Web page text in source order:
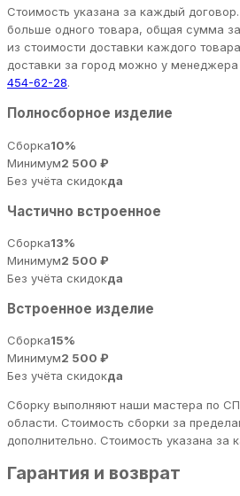
Стоимость указана за каждый
больше одного товара, общая сумма
из стоимости доставки каждого
доставки за город можно у менеджера
454-62-28.
Полносборное изделие
Сборка10%
Минимум2 500 ₽
Без учёта скидокда
Частично встроенное
Сборка13%
Минимум2 500 ₽
Без учёта скидокда
Встроенное изделие
Сборка15%
Минимум2 500 ₽
Без учёта скидокда
Сборку выполняют наши мастера по
области. Стоимость сборки за
дополнительно. Стоимость указана за
Гарантия и возврат